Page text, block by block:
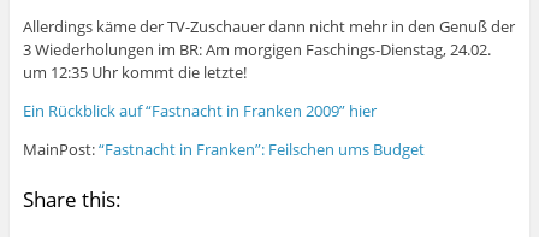
Allerdings käme der TV-Zuschauer dann nicht mehr in den Genuß der
3 Wiederholungen im BR: Am morgigen Faschings-Dienstag, 24.02.
um 12:35 Uhr kommt die letzte!
Ein Rückblick auf “Fastnacht in Franken 2009” hier
MainPost:“Fastnacht in Franken”: Feilschen ums Budget
Share this: